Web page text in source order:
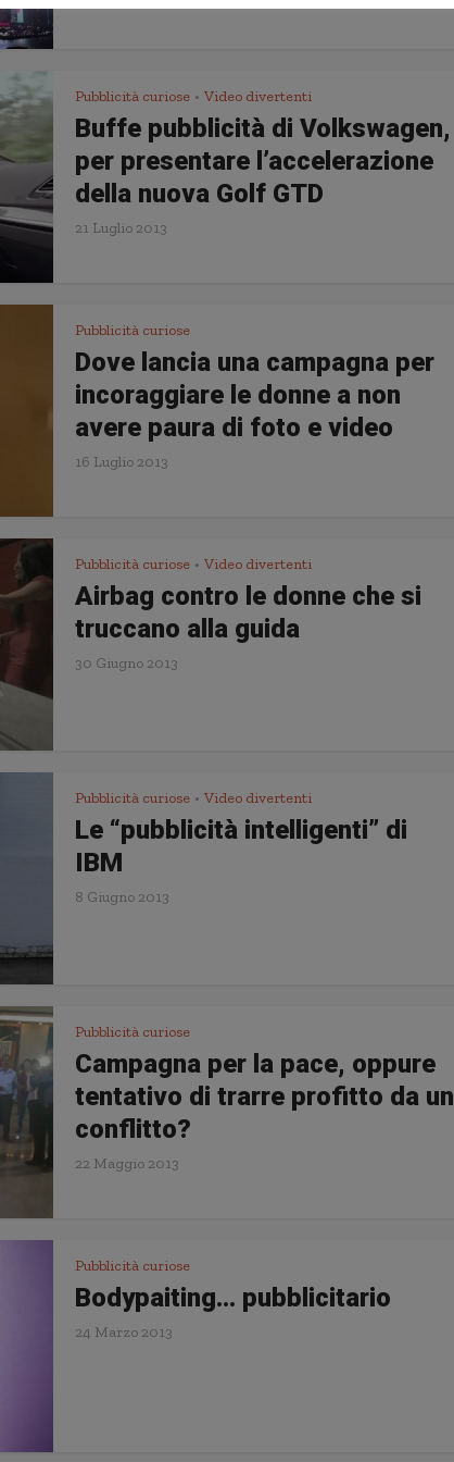
Pubblicità curiose • Video divertenti
Buffe pubblicità di Volkswagen,
per presentare l’accelerazione
della nuova Golf GTD
21 Luglio 2013
Pubblicità curiose
Dove lancia una campagna per
incoraggiare le donne a non
avere paura di foto e video
16 Luglio 2013
Pubblicità curiose • Video divertenti
Airbag contro le donne che si
truccano alla guida
30 Giugno 2013
Pubblicità curiose • Video divertenti
Le “pubblicità intelligenti” di
IBM
8 Giugno 2013
Pubblicità curiose
Campagna per la pace, oppure
tentativo di trarre profitto da un
conflitto?
22 Maggio 2013
Pubblicità curiose
Bodypaiting… pubblicitario
24 Marzo 2013